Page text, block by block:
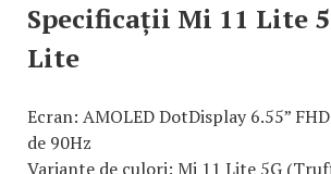
Specificații Mi 11 Lite
Lite
Ecran: AMOLED DotDisplay 6.55”
de 90Hz
Variante de culori: Mi 11 Lite 5G